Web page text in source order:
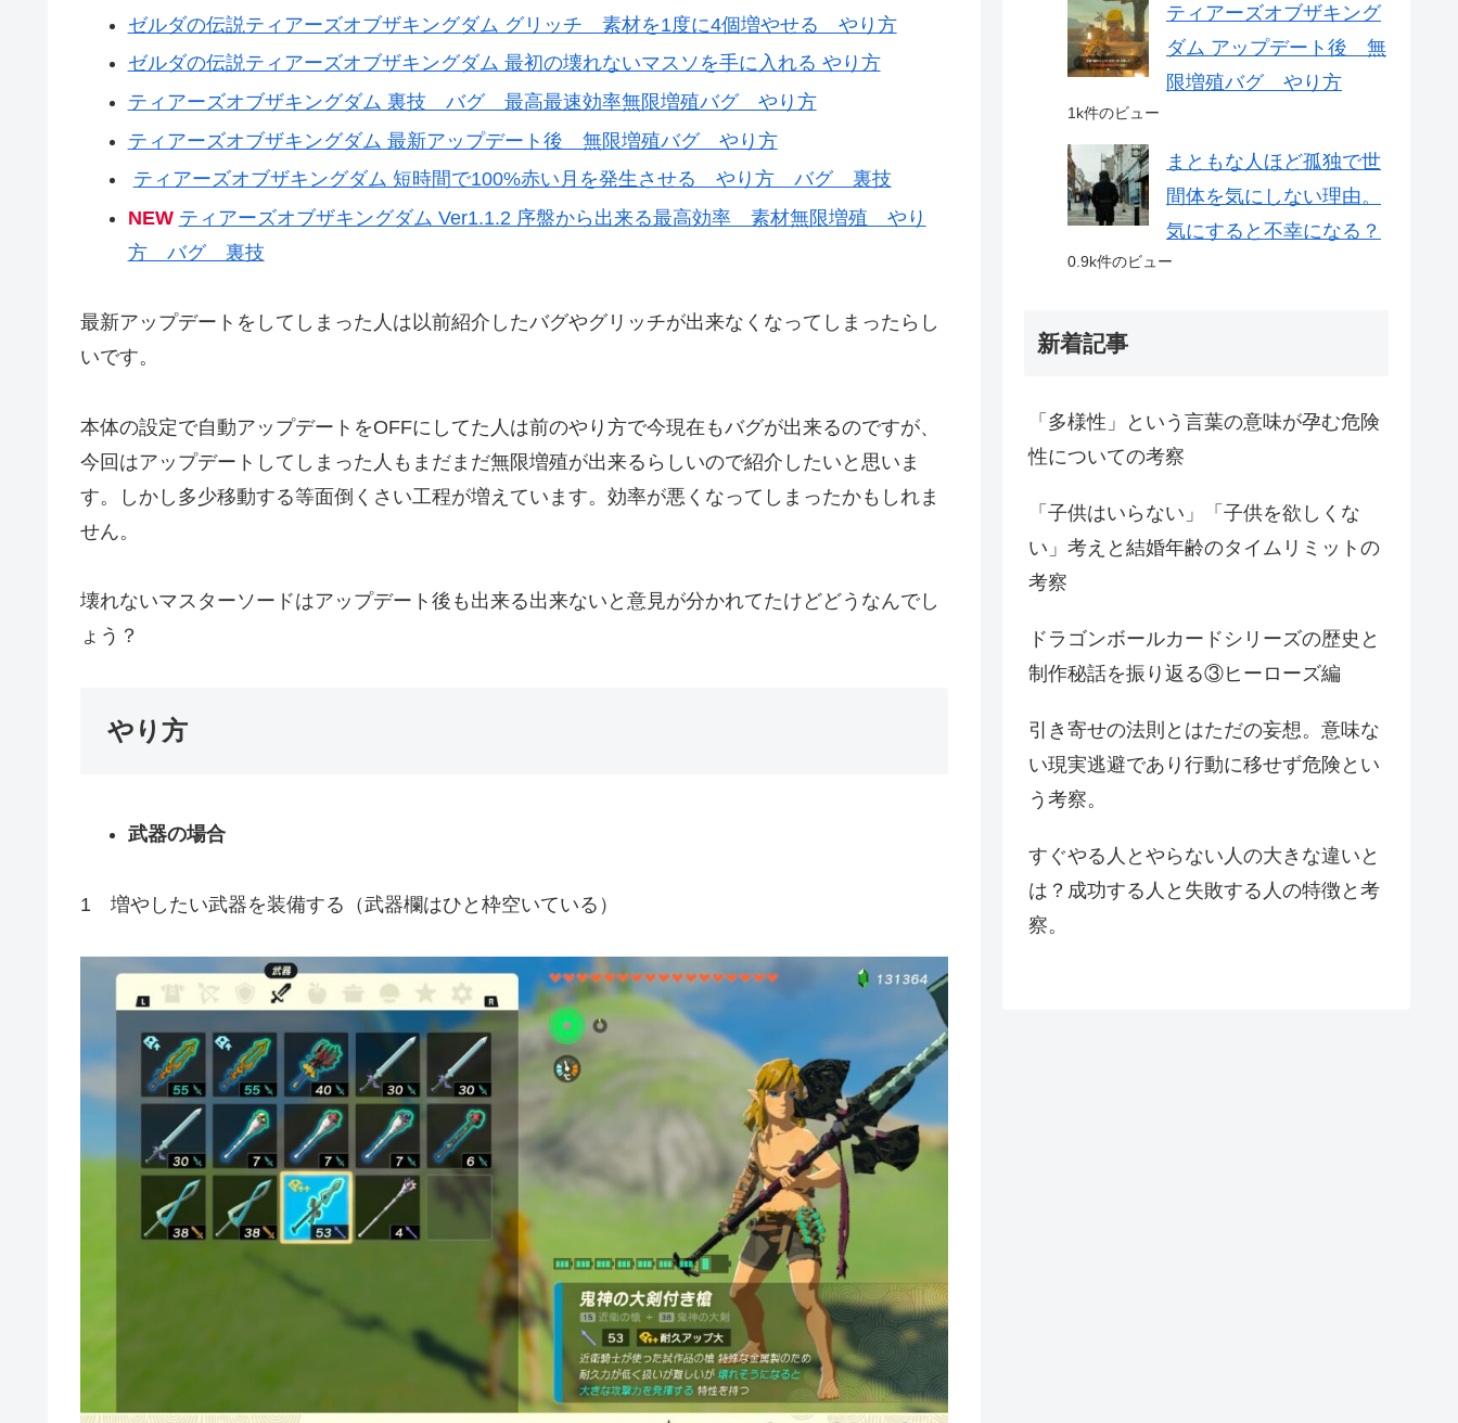
ゼルダの伝説ティアーズオブザキングダム グリッチ 素材を1度に4個増やせる やり方
ゼルダの伝説ティアーズオブザキングダム 最初の壊れないマスソを手に入れる やり方
ティアーズオブザキングダム 裏技 バグ 最高最速効率無限増殖バグ やり方
ティアーズオブザキングダム 最新アップデート後 無限増殖バグ やり方
ティアーズオブザキングダム 短時間で100%赤い月を発生させる やり方 バグ 裏技
NEW ティアーズオブザキングダム Ver1.1.2 序盤から出来る最高効率 素材無限増殖 やり
方 バグ 裏技
最新アップデートをしてしまった人は以前紹介したバグやグリッチが出来なくなってしまったらし
いです。
本体の設定で自動アップデートをOFFにしてた人は前のやり方で今現在もバグが出来るのですが、
今回はアップデートしてしまった人もまだまだ無限増殖が出来るらしいので紹介したいと思いま
す。しかし多少移動する等面倒くさい工程が増えています。効率が悪くなってしまったかもしれま
せん。
壊れないマスターソードはアップデート後も出来る出来ないと意見が分かれてたけどどうなんでし
ょう？
やり方
武器の場合
1 増やしたい武器を装備する（武器欄はひと枠空いている）
ティアーズオブザキング
ダム アップデート後 無
限増殖バグ やり方
1k件のビュー
まともな人ほど孤独で世
間体を気にしない理由。
気にすると不幸になる？
0.9k件のビュー
新着記事
「多様性」という言葉の意味が孕む危険
性についての考察
「子供はいらない」「子供を欲しくな
い」考えと結婚年齢のタイムリミットの
考察
ドラゴンボールカードシリーズの歴史と
制作秘話を振り返る③ヒーローズ編
引き寄せの法則とはただの妄想。意味な
い現実逃避であり行動に移せず危険とい
う考察。
すぐやる人とやらない人の大きな違いと
は？成功する人と失敗する人の特徴と考
察。